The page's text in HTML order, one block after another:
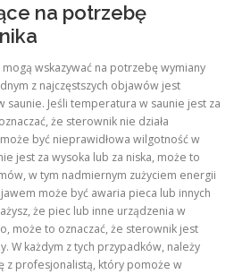
na potrzebę
wskazywać na potrzebę wymiany
z najczęstszych objawów jest
Jeśli temperatura w saunie jest za
że sterownik nie działa
być nieprawidłowa wilgotność w
jest za wysoka lub za niska, może to
w tym nadmiernym zużyciem energii
może być awaria pieca lub innych
że piec lub inne urządzenia w
może to oznaczać, że sterownik jest
W każdym z tych przypadków, należy
z profesjonalistą, który pomoże w